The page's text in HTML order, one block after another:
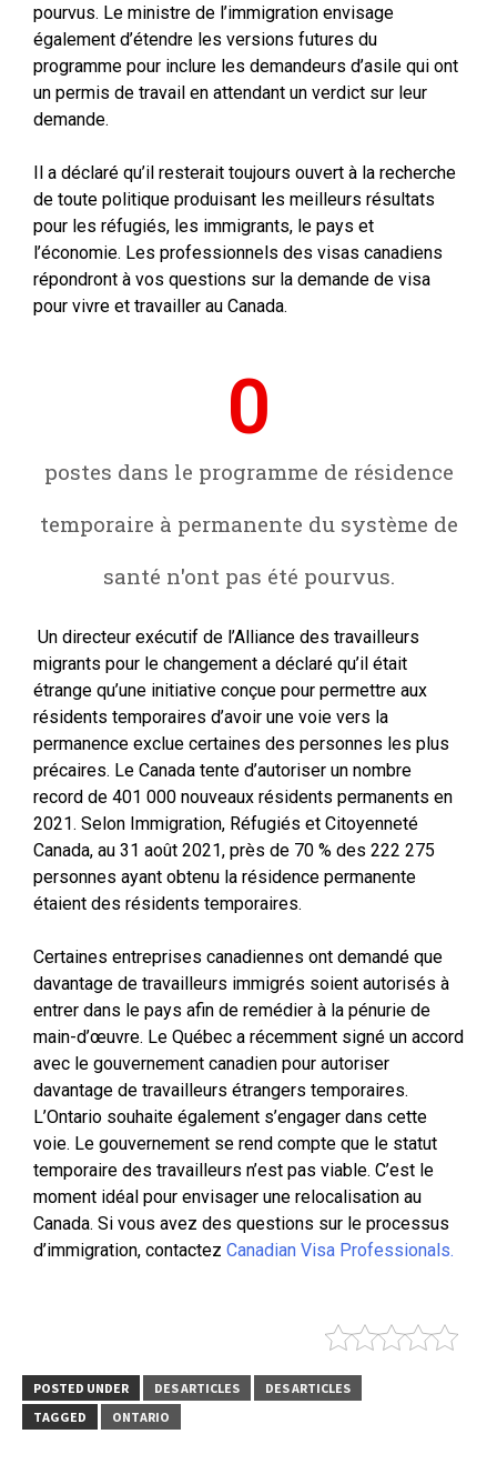
pourvus. Le ministre de l’immigration envisage
également d’étendre les versions futures du
programme pour inclure les demandeurs d’asile qui ont
un permis de travail en attendant un verdict sur leur
demande.
Il a déclaré qu’il resterait toujours ouvert à la recherche
de toute politique produisant les meilleurs résultats
pour les réfugiés, les immigrants, le pays et
l’économie. Les professionnels des visas canadiens
répondront à vos questions sur la demande de visa
pour vivre et travailler au Canada.
0
postes dans le programme de résidence
temporaire à permanente du système de
santé n'ont pas été pourvus.
Un directeur exécutif de l’Alliance des travailleurs
migrants pour le changement a déclaré qu’il était
étrange qu’une initiative conçue pour permettre aux
résidents temporaires d’avoir une voie vers la
permanence exclue certaines des personnes les plus
précaires. Le Canada tente d’autoriser un nombre
record de 401 000 nouveaux résidents permanents en
2021. Selon Immigration, Réfugiés et Citoyenneté
Canada, au 31 août 2021, près de 70 % des 222 275
personnes ayant obtenu la résidence permanente
étaient des résidents temporaires.
Certaines entreprises canadiennes ont demandé que
davantage de travailleurs immigrés soient autorisés à
entrer dans le pays afin de remédier à la pénurie de
main-d’œuvre. Le Québec a récemment signé un accord
avec le gouvernement canadien pour autoriser
davantage de travailleurs étrangers temporaires.
L’Ontario souhaite également s’engager dans cette
voie. Le gouvernement se rend compte que le statut
temporaire des travailleurs n’est pas viable. C’est le
moment idéal pour envisager une relocalisation au
Canada. Si vous avez des questions sur le processus
d’immigration, contactez Canadian Visa Professionals.
POSTED UNDER DES ARTICLES
DES ARTICLES
TAGGED
ONTARIO